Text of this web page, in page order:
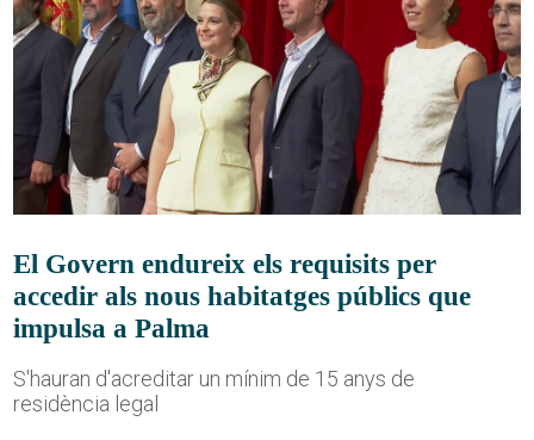
El Govern endureix els requisits per
accedir als nous habitatges públics que
impulsa a Palma
S'hauran d'acreditar un mínim de 15 anys de
residència legal